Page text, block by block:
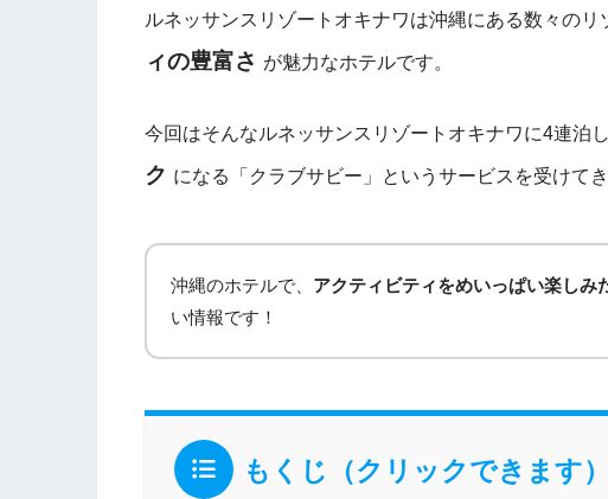
ルネッサンスリゾートオキナワは沖縄にある数々の
ィの豊富さ が魅力なホテルです。
今回はそんなルネッサンスリゾートオキナワに4連泊
ク になる「クラブサビー」というサービスを受けて
沖縄のホテルで、 アクティビティをめいっぱい楽しみ
い情報です！
もくじ（クリックできます）